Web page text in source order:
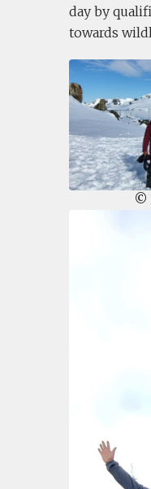
day by
towards
©